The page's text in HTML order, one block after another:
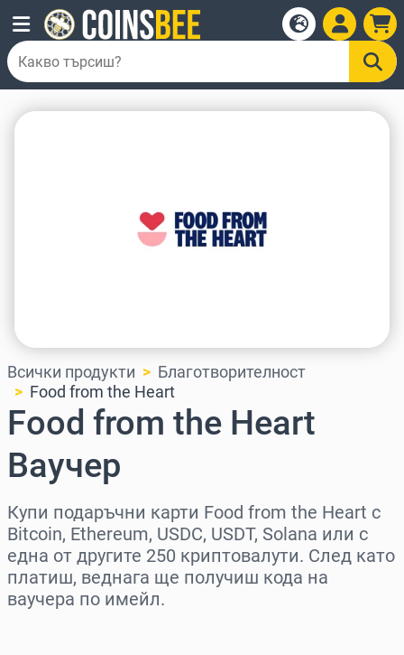
Всички продукти
Благотворителност
Food from the Heart
Food from the Heart
Ваучер
Купи подаръчни карти Food from the Heart с
Bitcoin, Ethereum, USDC, USDT, Solana или с
една от другите 250 криптовалути. След като
платиш, веднага ще получиш кода на
ваучера по имейл.